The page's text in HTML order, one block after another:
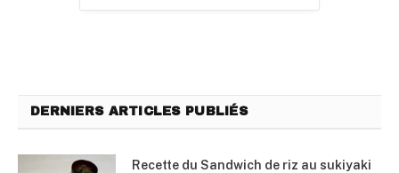
DERNIERS ARTICLES PUBLIÉS
Recette du Sandwich de riz au sukiyaki